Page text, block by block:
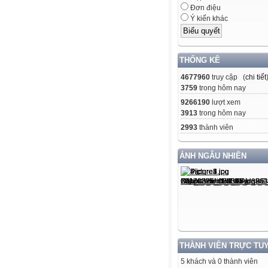
Đơn điệu
Ý kiến khác
THỐNG KÊ
4677960 truy cập (chi tiết)
3759 trong hôm nay
9266190 lượt xem
3913 trong hôm nay
2993 thành viên
ẢNH NGẪU NHIÊN
THÀNH VIÊN TRỰC
5 khách và 0 thành viên